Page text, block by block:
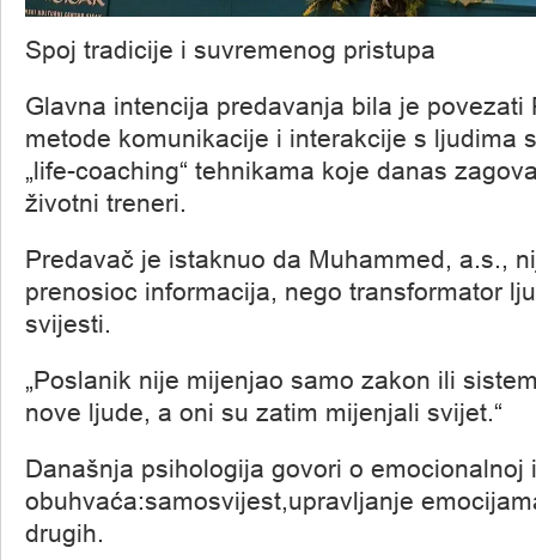
Spoj tradicije i suvremenog pristupa
Glavna intencija predavanja bila je povezati
metode komunikacije i interakcije s ljudima
„life-coaching“ tehnikama koje danas
životni treneri.
Predavač je istaknuo da Muhammed, a.s.,
prenosioc informacija, nego transformator
svijesti.
„Poslanik nije mijenjao samo zakon ili
nove ljude, a oni su zatim mijenjali svijet.“
Današnja psihologija govori o emocionalnoj
obuhvaća:samosvijest,upravljanje
drugih.